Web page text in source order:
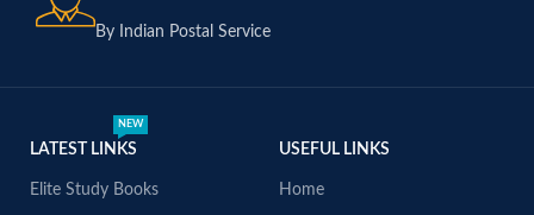
By Indian Postal Service
LATEST LINKS
NEW
Elite Study Books
USEFUL LINKS
Home